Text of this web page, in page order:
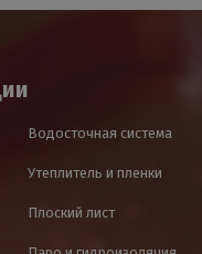
Водосточная система
Утеплитель и пленки
Плоский лист